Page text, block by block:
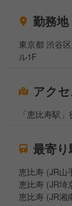
勤務地
東京都 渋谷
ル1F
アク
「恵比寿駅
最寄
恵比寿 (JR山
恵比寿 (JR埼
恵比寿 (JR湘